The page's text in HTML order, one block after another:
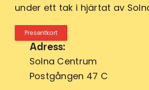
under ett tak i hjärtat av
Presentkort
Adress:
Solna Centrum
Postgången 47 C